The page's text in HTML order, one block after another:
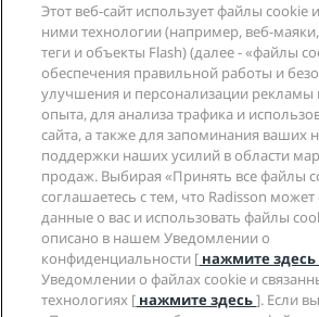
Blog
Направления
Новые и будущие отели
Приложение Radisson Hotels
Отели со статусом Sports Approved
Отели для семейного отдыха
Охрана здоровья и безопасность
Партнеры
Турагенты
Компания
Radisson Hotel Group
СМИ
Вакансии в RHG
Вакансии в PPHE
Вакансии в EHL
The Club by RHG
Возможности развития
Социально ответственный бизнес
Закупки
Юридическая информация
Центр конфиденциальности
Правовая оговорка
Условия и положения программы
Соглашение о пользовании сайтом
Цифровая доступность
Заявление о современном рабстве
Помощь
Уведомления для клиентов
Контактная информация
Часто задаваемые вопросы
Карта сайта
Социальные сети
Бренды Radisson Hotels
Этот веб-сайт использует файлы cookie
ними технологии (например, веб-
теги и объекты Flash) (далее - «файлы
обеспечения правильной работы и
улучшения и персонализации рекламы
опыта, для анализа трафика и
сайта, а также для запоминания ваших
поддержки наших усилий в области
продаж. Выбирая «Принять все файлы
соглашаетесь с тем, что Radisson может
данные о вас и использовать файлы
описано в нашем Уведомлении о
конфиденциальности [ нажмите здесь
Уведомлении о файлах cookie и
технологиях [ нажмите здесь]. Если